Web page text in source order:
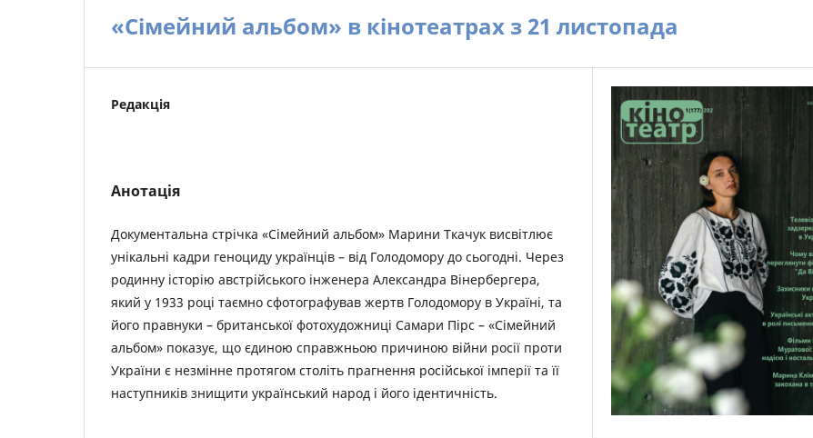
«Сімейний альбом» в кінотеатрах з 21 листопада
Редакція
Анотація
Документальна стрічка «Сімейний альбом» Марини Ткачук висвітлює
унікальні кадри геноциду українців – від Голодомору до сьогодні. Через
родинну історію австрійського інженера Александра Вінербергера,
який у 1933 році таємно сфотографував жертв Голодомору в Україні, та
його правнуки – британської фотохудожниці Самари Пірс – «Сімейний
альбом» показує, що єдиною справжньою причиною війни росії проти
України є незмінне протягом століть прагнення російської імперії та її
наступників знищити український народ і його ідентичність.